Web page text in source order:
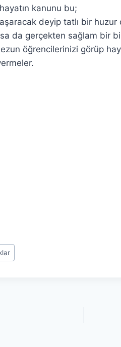
kanunu bu;
deyip tatlı bir huzur
da gerçekten sağlam bir
öğrencilerinizi görüp